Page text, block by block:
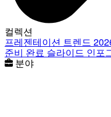
컬렉션
프레젠테이션 트렌드
준비 완료 슬라이드 인포
분야